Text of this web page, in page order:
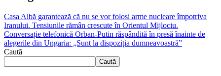
Casa Albă garantează că nu se vor folosi arme nucleare împotriva
Iranului. Tensiunile rămân crescute în Orientul Mijlociu.
Conversație telefonică Orban-Putin răspândită în presă înainte de
alegerile din Ungaria: „Sunt la dispoziția dumneavoastră”
Caută
Caută